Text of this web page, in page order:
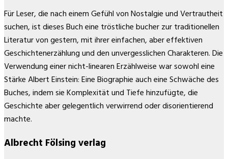
Für Leser, die nach einem Gefühl von Nostalgie und Vertrautheit
suchen, ist dieses Buch eine tröstliche bucher zur traditionellen
Literatur von gestern, mit ihrer einfachen, aber effektiven
Geschichtenerzählung und den unvergesslichen Charakteren. Die
Verwendung einer nicht-linearen Erzählweise war sowohl eine
Stärke Albert Einstein: Eine Biographie auch eine Schwäche des
Buches, indem sie Komplexität und Tiefe hinzufügte, die
Geschichte aber gelegentlich verwirrend oder disorientierend
machte.
Albrecht Fölsing verlag